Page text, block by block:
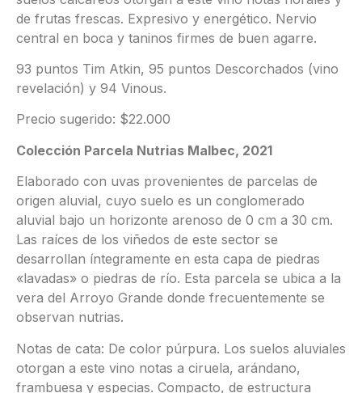
de frutas frescas. Expresivo y energético. Nervio
central en boca y taninos firmes de buen agarre.
93 puntos Tim Atkin, 95 puntos Descorchados (vino
revelación) y 94 Vinous.
Precio sugerido: $22.000
Colección Parcela Nutrias Malbec, 2021
Elaborado con uvas provenientes de parcelas de
origen aluvial, cuyo suelo es un conglomerado
aluvial bajo un horizonte arenoso de 0 cm a 30 cm.
Las raíces de los viñedos de este sector se
desarrollan íntegramente en esta capa de piedras
«lavadas» o piedras de río. Esta parcela se ubica a la
vera del Arroyo Grande donde frecuentemente se
observan nutrias.
Notas de cata: De color púrpura. Los suelos aluviales
otorgan a este vino notas a ciruela, arándano,
frambuesa y especias. Compacto, de estructura